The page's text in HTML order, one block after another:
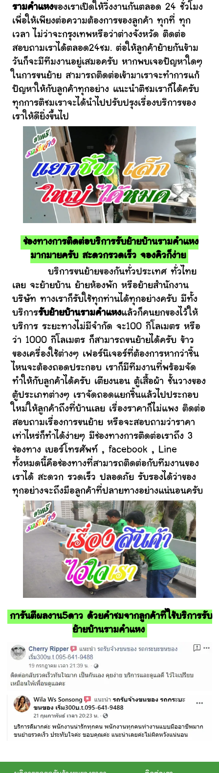
รามคำแหงของเราเปิดให้วิ่งงานกันตลอด 24 ชั่วโมง
เพื่อให้เพียงต่อความต้องการของลูกค้า ทุกที่ ทุก
เวลา ไม่ว่าจะกรุงเทพหรือว่าต่างจังหวัด ติดต่อ
สอบถามเราได้ตลอด24ชม. ต่อให้ลูกค้าย้ายกันข้าม
วันก็จะมีทีมงานอยู่เสมอครับ หากพบเจอปัญหาใดๆ
ในการขนย้าย สามารถติดต่อเข้ามาเราจะทำการแก้
ปัญหาให้กับลูกค้าทุกอย่าง แนะนำติชมเราก็ได้ครับ
ทุกการติชมเราจะได้นำไปปรับปรุงเรื่องบริการของ
เราให้ดียิ่งขึ้นไป
ช่องทางการติดต่อบริการรับย้ายบ้านรามคำแหง
มากมายครับ สะดวกรวดเร็ว จองคิวก็ง่าย
บริการขนย้ายของกันทั่วประเทศ ทั่วไทย
เลย จะย้ายบ้าน ย้ายห้องพัก หรือย้ายสำนักงาน
บริษัท ทางเราก็รับใช้ทุกท่านได้ทุกอย่างครับ มีทั้ง
บริการรับย้ายบ้านรามคำแหงแล้วก็คนยกของไว้ให้
บริการ ระยะทางไม่มีจำกัด จะ100 กิโลเมตร หรือ
ว่า 1000 กิโลเมตร ก็สามารถขนย้ายได้ครับ ข้าว
ของเครื่องใช้ต่างๆ เฟอร์นิเจอร์ที่ต้องการหากว่าชิ้น
ไหนจะต้องถอดประกอบ เราก็มีทีมงานที่พร้อมจัด
ทำให้กับลูกค้าได้ครับ เตียงนอน ตู้เสื้อผ้า ชั้นวางของ
ตู้ประเภทต่างๆ เราจัดถอดแยกชิ้นแล้วไปประกอบ
ใหม่ให้ลูกค้าถึงที่บ้านเลย เรื่องราคาก็ไม่แพง ติดต่อ
สอบถามเรื่องการขนย้าย หรือจะสอบถามว่าราคา
เท่าไหร่ก็ทำได้ง่ายๆ มีช่องทางการติดต่อเราถึง 3
ช่องทาง เบอร์โทรศัพท์ , facebook , Line
ทั้งหมดนี้คือช่องทางที่สามารถติดต่อกับทีมงานของ
เราได้ สะดวก รวดเร็ว ปลอดภัย รับรองได้ว่าของ
ทุกอย่างจะถึงมือลูกค้าที่ปลายทางอย่างแน่นอนครับ
การันตีผลงาน5ดาว ด้วยคำชมจากลูกค้าที่ใช้บริการรับ
ย้ายบ้านรามคำแหง